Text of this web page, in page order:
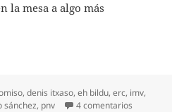
la mesa a algo más
,denis itxaso,eh bildu,erc, imv,
sánchez, pnv 4 comentarios